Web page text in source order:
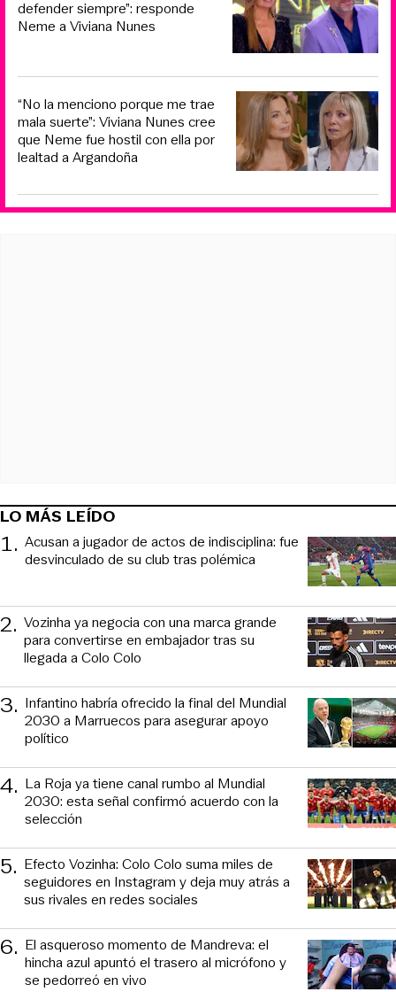
defender siempre”: responde
Neme a Viviana Nunes
“No la menciono porque me trae
mala suerte”: Viviana Nunes cree
que Neme fue hostil con ella por
lealtad a Argandoña
LO MÁS LEÍDO
1. Acusan a jugador de actos de indisciplina: fue
desvinculado de su club tras polémica
2. Vozinha ya negocia con una marca grande
para convertirse en embajador tras su
llegada a Colo Colo
3. Infantino habría ofrecido la final del Mundial
2030 a Marruecos para asegurar apoyo
político
4. La Roja ya tiene canal rumbo al Mundial
2030: esta señal confirmó acuerdo con la
selección
5. Efecto Vozinha: Colo Colo suma miles de
seguidores en Instagram y deja muy atrás a
sus rivales en redes sociales
6. El asqueroso momento de Mandreva: el
hincha azul apuntó el trasero al micrófono y
se pedorreó en vivo